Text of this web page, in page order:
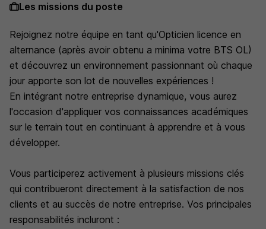
Les missions du poste
Rejoignez notre équipe en tant qu'Opticien licence en
alternance (après avoir obtenu a minima votre BTS OL)
et découvrez un environnement passionnant où chaque
jour apporte son lot de nouvelles expériences !
En intégrant notre entreprise dynamique, vous aurez
l'occasion d'appliquer vos connaissances académiques
sur le terrain tout en continuant à apprendre et à vous
développer.
Vous participerez activement à plusieurs missions clés
qui contribueront directement à la satisfaction de nos
clients et au succès de notre entreprise. Vos principales
responsabilités incluront :